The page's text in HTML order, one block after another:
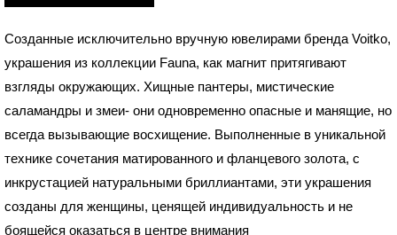
Cозданные исключительно вручную ювелирами бренда Voitko,
украшения из коллекции Fauna, как магнит притягивают
взгляды окружающих. Хищные пантеры, мистические
саламандры и змеи- они одновременно опасные и манящие, но
всегда вызывающие восхищение. Выполненные в уникальной
технике сочетания матированного и фланцевого золота, с
инкрустацией натуральными бриллиантами, эти украшения
созданы для женщины, ценящей индивидуальность и не
боящейся оказаться в центре внимания